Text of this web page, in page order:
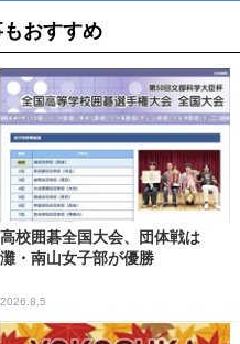
おすすめ
高校囲碁全国大会、団体戦は
灘・南山女子部が優勝
2026.8.5